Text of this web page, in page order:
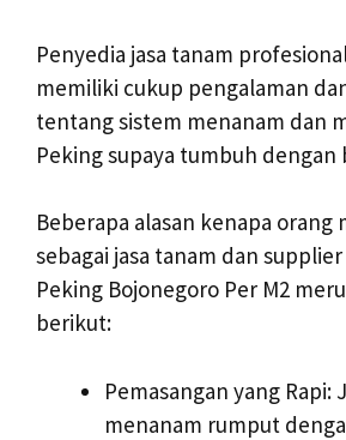
Penyedia jasa tanam
memiliki cukup pengalaman
tentang sistem menanam dan
Peking supaya tumbuh dengan
Beberapa alasan kenapa orang
sebagai jasa tanam dan
Peking Bojonegoro Per M2
berikut:
Pemasangan yang Rapi:
menanam rumput